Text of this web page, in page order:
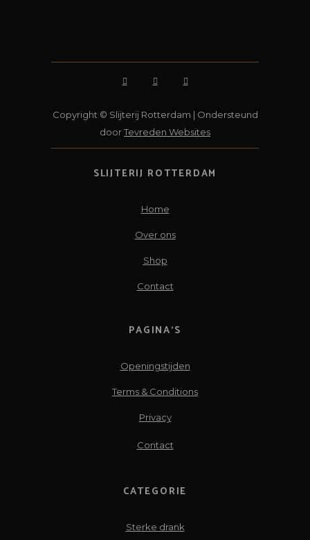
Copyright © Slijterij Rotterdam | Ondersteund
doorTevreden Websites
SLIJTERIJ ROTTERDAM
Home
Over ons
Shop
Contact
PAGINA’S
Openingstijden
Terms & Conditions
Privacy
Contact
CATEGORIE
Sterke drank